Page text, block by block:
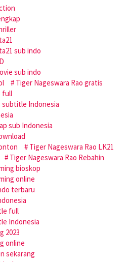
sub indo
sub indo
Tiger Nageswara Rao gratis
full
subtitle Indonesia
sub Indonesia
Tiger Nageswara Rao LK21
Tiger Nageswara Rao Rebahin
bioskop
online
terbaru
full
Indonesia
2023
online
sekarang